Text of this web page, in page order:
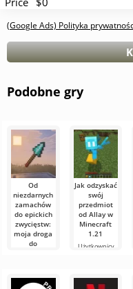
(Google Ads) Polityka
Podobne gry
Od
niezdarnych
zamachów
do epickich
zwycięstw:
moja droga
do
Minecraft
Jak odzyskać
swój
przedmiot
od Allay w
Minecraft
1.21
Użytkownicy
pomaga